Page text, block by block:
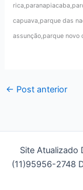
capuava,parque das
assunção,parque novo
← Post anterior
Site
(11)95956-2748